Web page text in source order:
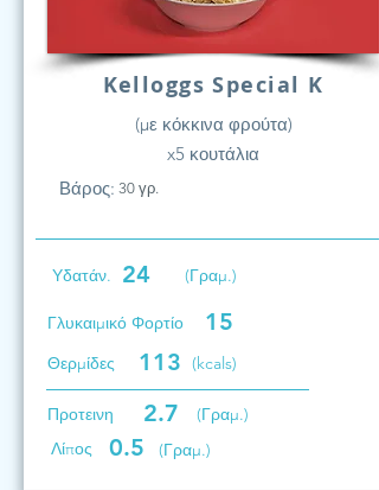
Kelloggs Special K
(με κόκκινα φρούτα)
x5 κουτάλια
Βάρος: 30 γρ.
Υδατάν. 24 (Γραμ.)
Γλυκαιμικό Φορτίο 15
Θερμίδες 113 (kcals)
Προτεινη 2.7
(Γραμ.)
Λίπος
0.5 (Γραμ.)